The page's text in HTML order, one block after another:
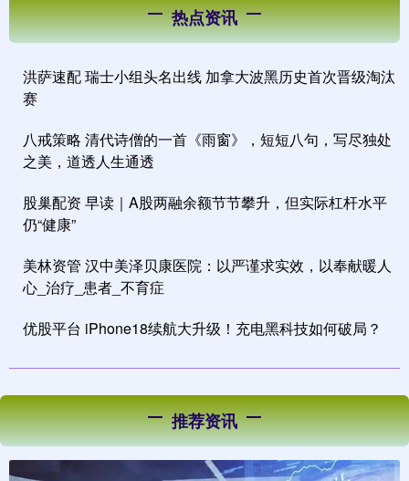
热点资讯
洪萨速配 瑞士小组头名出线 加拿大波黑历史首次晋级淘汰
赛
八戒策略 清代诗僧的一首《雨窗》，短短八句，写尽独处
之美，道透人生通透
股巢配资 早读｜A股两融余额节节攀升，但实际杠杆水平
仍“健康”
美林资管 汉中美泽贝康医院：以严谨求实效，以奉献暖人
心_治疗_患者_不育症
优股平台 iPhone18续航大升级！充电黑科技如何破局？
推荐资讯